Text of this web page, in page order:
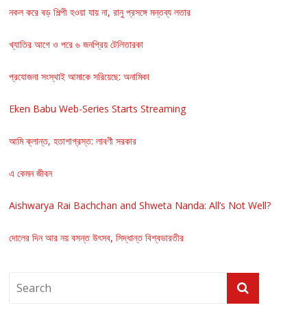
নকল করে বড় শিল্পী হওয়া যায় না, রানু প্রসঙ্গে মন্তব্য লতার
খ্যাতির আগে ও পরে ৬ জনপ্রিয় টেলিতারকা
প্রযোজনা সংস্থাই আমাকে সরিয়েছে: অনামিকা
Eken Babu Web-Series Starts Streaming
আমি ক্লান্ত, হতাশাগ্রস্ত: লাবণী সরকার
এ কেমন জীবন
Aishwarya Rai Bachchan and Shweta Nanda: All’s Not Well?
দোলের দিন আর নয় বসন্ত উৎসব, সিদ্ধান্ত বিশ্বভারতীর